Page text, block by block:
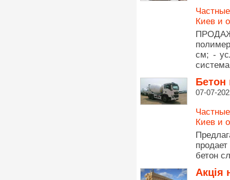
Киев и
см; -
Бетон
07-07-
Киев и
бетон
Акція